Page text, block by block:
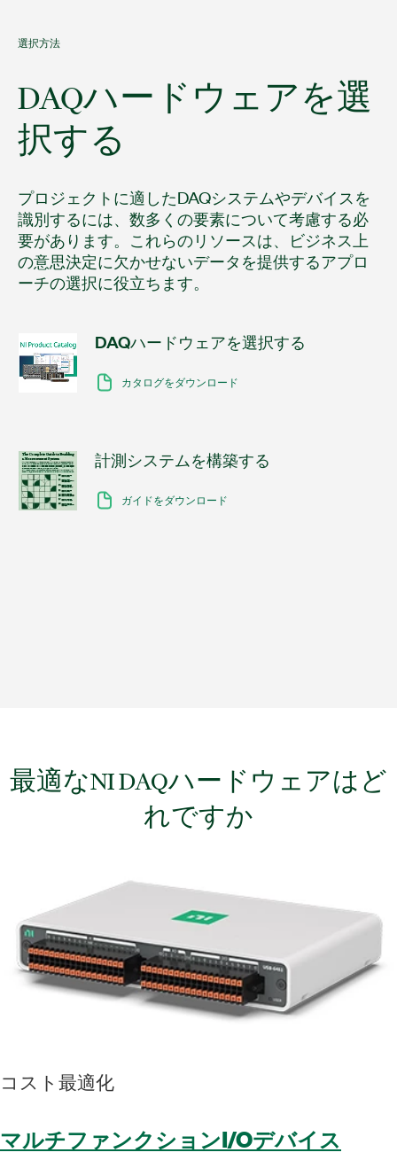
選択方法
DAQハードウェアを選
択する
プロジェクトに適したDAQシステムやデバイスを
識別するには、数多くの要素について考慮する必
要があります。これらのリソースは、ビジネス上
の意思決定に欠かせないデータを提供するアプロ
ーチの選択に役立ちます。
DAQハードウェアを選択する
カタログをダウンロード
計測システムを構築する
ガイドをダウンロード
最適なNI DAQハードウェアは ど
れですか
コスト 最適化
マルチファンクションI/Oデバイス